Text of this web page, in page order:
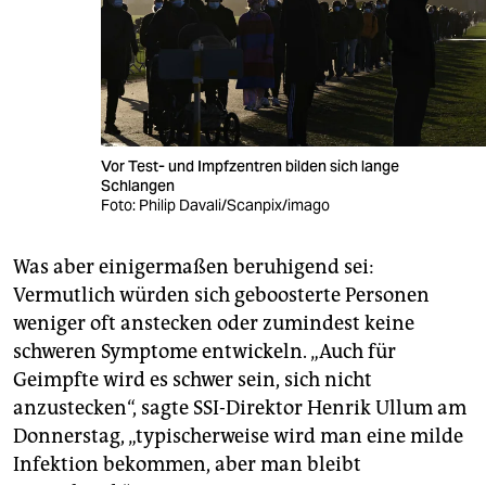
Vor Test- und Impfzentren bilden sich lange
Schlangen
Foto: Philip Davali/Scanpix/imago
Was aber einigermaßen beruhigend sei:
Vermutlich würden sich geboosterte Personen
weniger oft anstecken oder zumindest keine
schweren Symptome entwickeln. „Auch für
Geimpfte wird es schwer sein, sich nicht
anzustecken“, sagte SSI-Direktor Henrik Ullum am
Donnerstag, „typischerweise wird man eine milde
Infektion bekommen, aber man bleibt